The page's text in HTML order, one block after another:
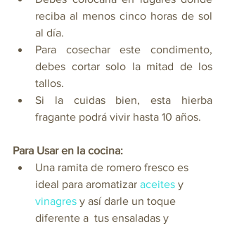
reciba al menos cinco horas de sol
al día.
Para cosechar este condimento,
debes cortar solo la mitad de los
tallos.
Si la cuidas bien, esta hierba
fragante podrá vivir hasta 10 años.
Para Usar en la cocina:
Una ramita de romero fresco es
ideal para aromatizar aceites y
vinagres y así darle un toque
diferente a  tus ensaladas y